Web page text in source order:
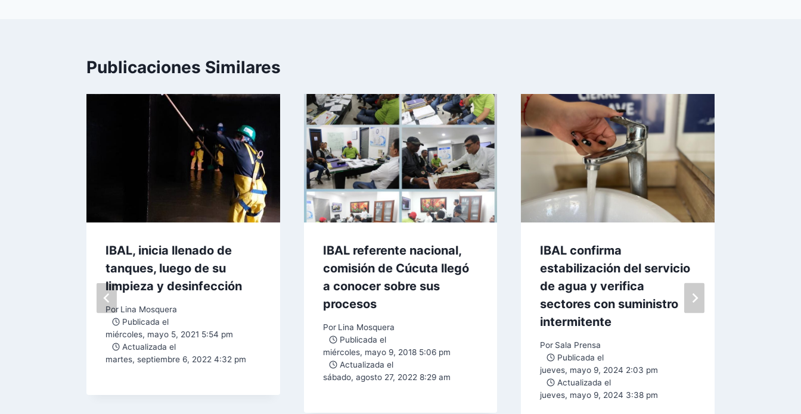
Publicaciones Similares
IBAL, inicia llenado de
tanques, luego de su
limpieza y desinfección
Por Lina Mosquera
Publicada el
miércoles, mayo 5, 2021 5:54 pm
Actualizada el
martes, septiembre 6, 2022 4:32 pm
IBAL referente nacional,
comisión de Cúcuta llegó
a conocer sobre sus
procesos
Por Lina Mosquera
Publicada el
miércoles, mayo 9, 2018 5:06 pm
Actualizada el
sábado, agosto 27, 2022 8:29 am
IBAL confirma
estabilización del servicio
de agua y verifica
sectores con suministro
intermitente
Por Sala Prensa
Publicada el
jueves, mayo 9, 2024 2:03 pm
Actualizada el
jueves, mayo 9, 2024 3:38 pm